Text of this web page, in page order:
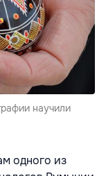
научили
одного из